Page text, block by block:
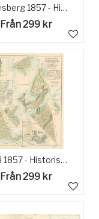
Lindesberg 1857 - Historisk Karta
Från 299 kr
Luleå 1857 - Historisk karta
Från 299 kr